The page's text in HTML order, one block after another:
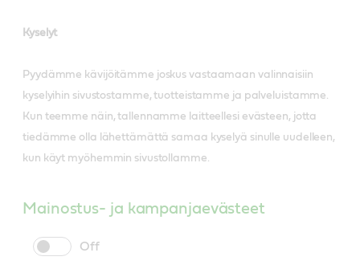
Kyselyt
Pyydämme kävijöitämme joskus vastaamaan valinnaisiin
kyselyihin sivustostamme, tuotteistamme ja palveluistamme.
Kun teemme näin, tallennamme laitteellesi evästeen, jotta
tiedämme olla lähettämättä samaa kyselyä sinulle uudelleen,
kun käyt myöhemmin sivustollamme.
Mainostus- ja kampanjaevästeet
cookie
slider
cookie